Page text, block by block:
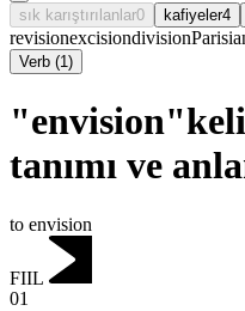
sık karıştırılanlar0 kafiyeler4
revisionexcisiondivision
Verb (1)
tanımı ve
to envision
FIIL
01